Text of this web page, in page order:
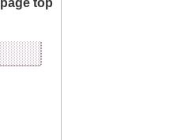
page top